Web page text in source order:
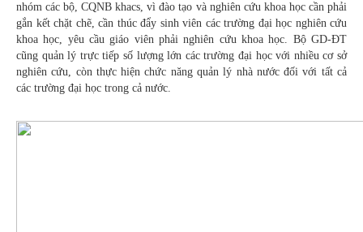
nhóm các bộ, CQNB khacs, vì đào tạo và nghiên cứu khoa học cần phải
gắn kết chặt chẽ, cần thúc đẩy sinh viên các trường đại học nghiên cứu
khoa học, yêu cầu giáo viên phải nghiên cứu khoa học. Bộ GD-ĐT
cũng quản lý trực tiếp số lượng lớn các trường đại học với nhiều cơ sở
nghiên cứu, còn thực hiện chức năng quản lý nhà nước đối với tất cả
các trường đại học trong cả nước.